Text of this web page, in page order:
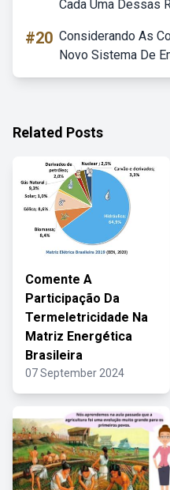
Cada Uma Dessas
#20 Considerando As
Novo Sistema De
Related Posts
Comente A
Participação Da
Termeletricidade Na
Matriz Energética
Brasileira
07 September 2024